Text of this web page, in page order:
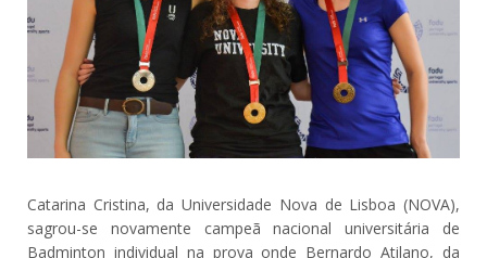
Catarina Cristina, da Universidade Nova de Lisboa (NOVA),
sagrou-se novamente campeã nacional universitária de
Badminton individual na prova onde Bernardo Atilano, da